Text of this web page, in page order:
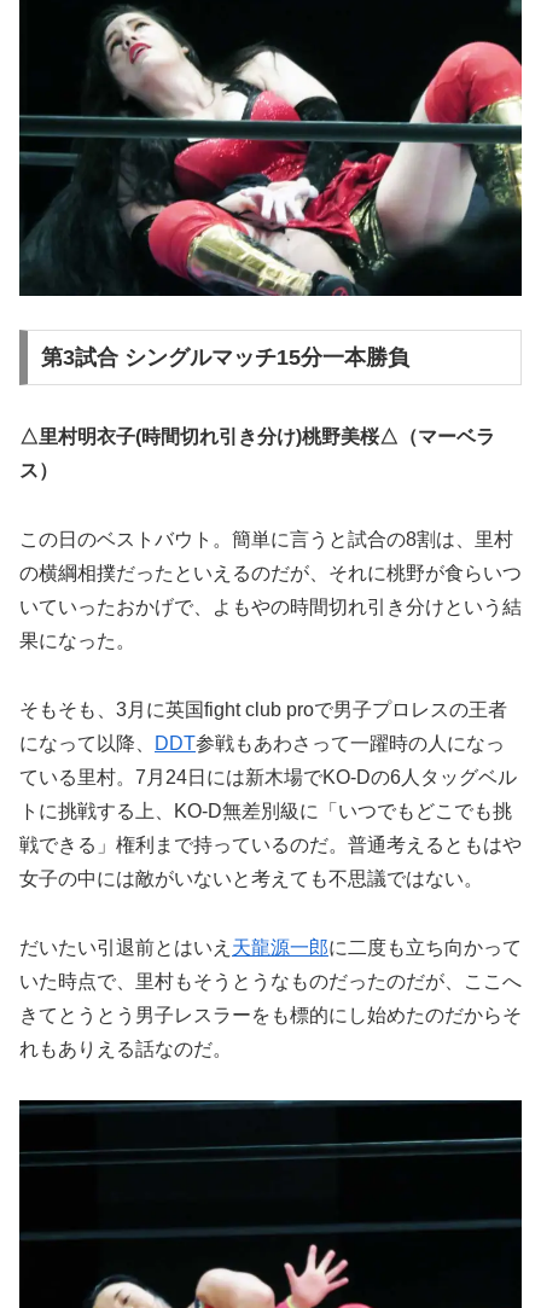
第3試合 シングルマッチ15分一本勝負
△里村明衣子(時間切れ引き分け)桃野美桜△（マーベラ
ス）
この日のベストバウト。簡単に言うと試合の8割は、里村
の横綱相撲だったといえるのだが、それに桃野が食らいつ
いていったおかげで、よもやの時間切れ引き分けという結
果になった。
そもそも、3月に英国fight club proで男子プロレスの王者
になって以降、
DDT参戦もあわさって一躍時の人になっ
ている里村。7月24日には新木場でKO-Dの6人タッグベル
トに挑戦する上、KO-D無差別級に「いつでもどこでも挑
戦できる」権利まで持っているのだ。普通考えるともはや
女子の中には敵がいないと考えても不思議ではない。
だいたい引退前とはいえ 天龍源一郎に二度も立ち向かって
いた時点で、里村もそうとうなものだったのだが、ここへ
きてとうとう男子レスラーをも標的にし始めたのだからそ
れもありえる話なのだ。